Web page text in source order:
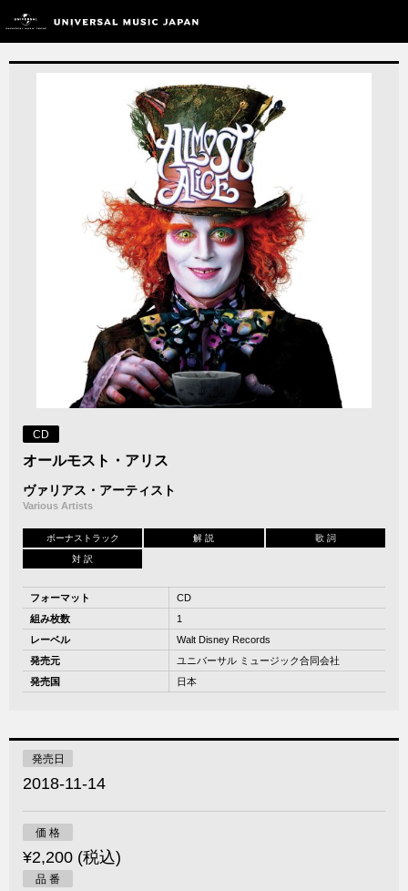
CD
オールモスト・アリス
ヴァリアス・アーティスト
Various Artists
ボーナストラック 解 説 歌 詞
対 訳
フォーマット
CD
組み枚数
1
レーベル
Walt Disney Records
発売元
ユニバーサル ミュージック合同会社
発売国
日本
発売日
2018-11-14
価 格
¥2,200 (税込)
品 番